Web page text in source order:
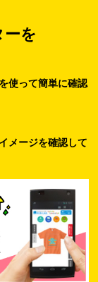
を
使って簡単に確認
メージを確認して